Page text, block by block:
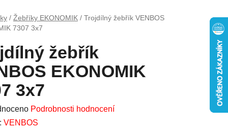
/ Žebříky EKONOMIK / Trojdílný žebřík VENBOS
7307 3x7
žebřík
EKONOMIK
3x7
Podrobnosti hodnocení
VENBOS